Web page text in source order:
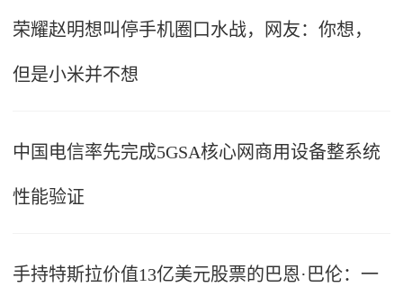
荣耀赵明想叫停手机圈口水战，网友：你想，
但是小米并不想
中国电信率先完成5GSA核心网商用设备整系统
性能验证
手持特斯拉价值13亿美元股票的巴恩·巴伦：一